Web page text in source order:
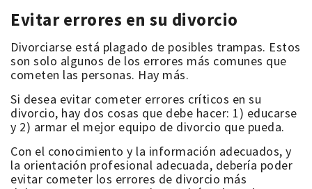
Evitar errores en su divorcio
Divorciarse está plagado de posibles trampas. Estos
son solo algunos de los errores más comunes que
cometen las personas. Hay más.
Si desea evitar cometer errores críticos en su
divorcio, hay dos cosas que debe hacer: 1) educarse
y 2) armar el mejor equipo de divorcio que pueda.
Con el conocimiento y la información adecuados, y
la orientación profesional adecuada, debería poder
evitar cometer los errores de divorcio más